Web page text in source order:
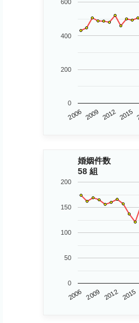
2006 2009 2012 2015
0
200
400
600
婚姻件数
58 組
2006 2009 2012 2015
0
50
100
150
200